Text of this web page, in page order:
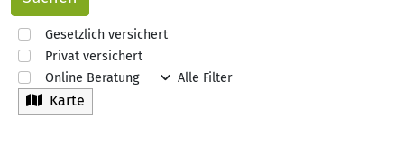
Gesetzlich versichert
Privat versichert
Online Beratung
Alle Filter
Karte